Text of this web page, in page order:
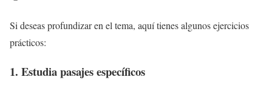
Si deseas profundizar en el tema, aquí tienes algunos ejercicios
prácticos:
1. Estudia pasajes específicos